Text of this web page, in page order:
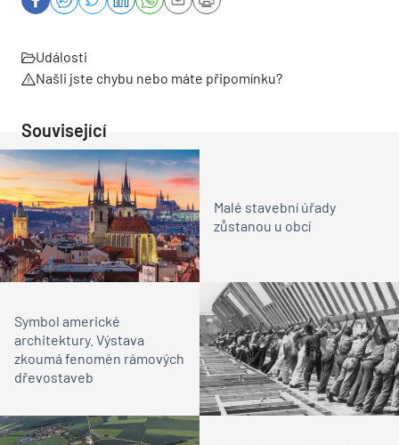
Události
Našli jste chybu nebo máte připomínku?
Související
Malé stavební úřady
zůstanou u obcí
Symbol americké
architektury. Výstava
zkoumá fenomén rámových
dřevostaveb